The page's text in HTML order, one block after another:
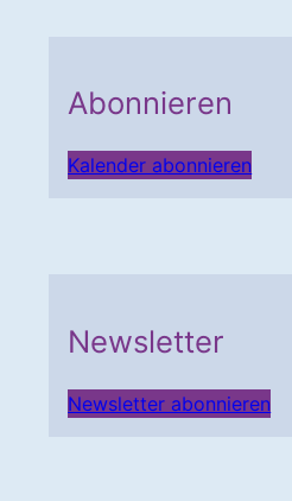
Abonnieren
Kalender abonnieren
Newsletter
Newsletter abonnieren